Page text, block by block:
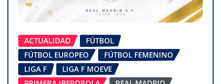
ACTUALIDAD
FÚTBOL
FÚTBOL EUROPEO
FÚTBOL FEMENINO
LIGA F
LIGA F MOEVE